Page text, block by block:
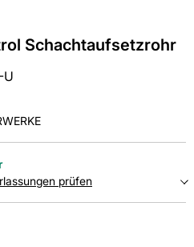
Schachtaufsetzrohr
U
prüfen